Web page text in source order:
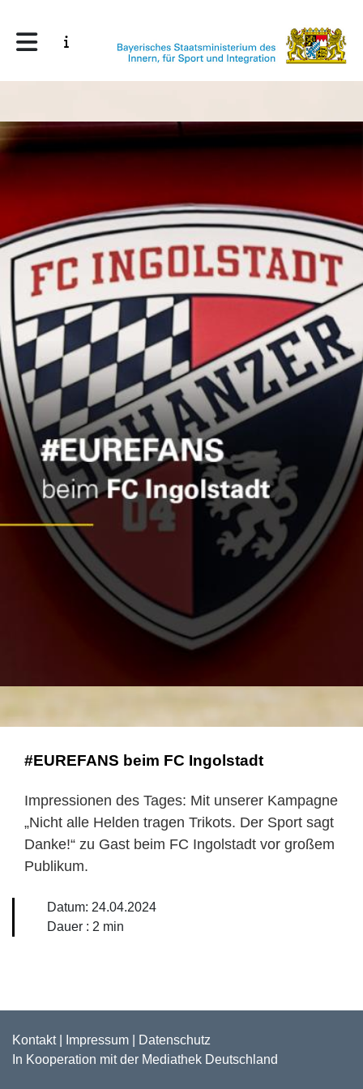
#EUREFANS beim FC Ingolstadt
Impressionen des Tages: Mit unserer Kampagne
„Nicht alle Helden tragen Trikots. Der Sport sagt
Danke!“ zu Gast beim FC Ingolstadt vor großem
Publikum.
Datum: 24.04.2024
Dauer : 2 min
Kontakt| Impressum
Datenschutz
In Kooperation mit der Mediathek Deutschland